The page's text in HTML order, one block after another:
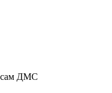
ДМС